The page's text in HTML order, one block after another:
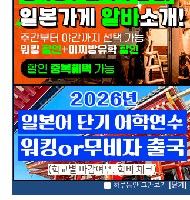
하루동안 그만보기 [닫기]
항공권 문의
학생비자 자격증 필수로 빡세졌다는데 맞나요
기하님~ 2026년 10월학기부터 jpt315점 혹은 그에 준하는 일본어능력 증명이
괴물